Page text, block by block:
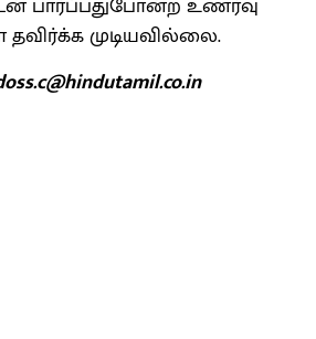
பார்ப்பதுபோன்ற உணர்வு
முடியவில்லை.